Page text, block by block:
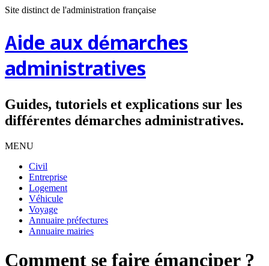
Site distinct de l'administration française
Aide aux démarches
administratives
Guides, tutoriels et explications sur les
différentes démarches administratives.
MENU
Civil
Entreprise
Logement
Véhicule
Voyage
Annuaire préfectures
Annuaire mairies
Comment se faire émanciper ?